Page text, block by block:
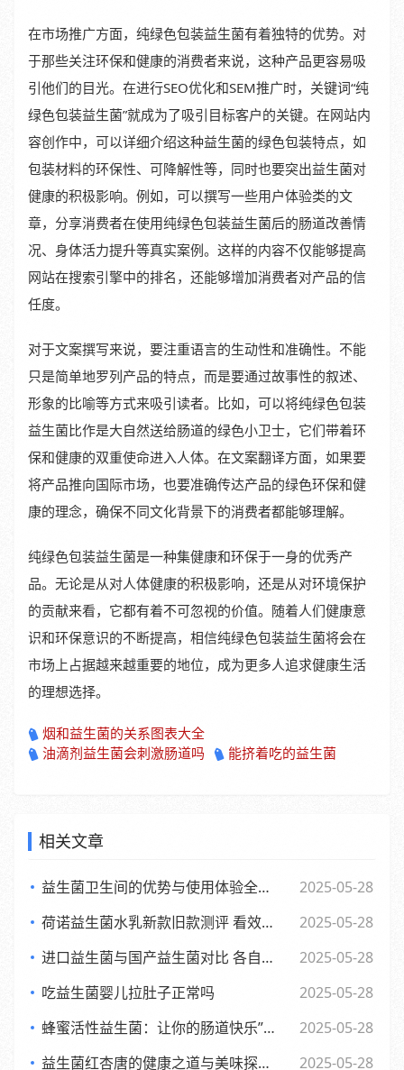
在市场推广方面，纯绿色包装益生菌有着独特的优势。对
于那些关注环保和健康的消费者来说，这种产品更容易吸
引他们的目光。在进行SEO优化和SEM推广时，关键词“纯
绿色包装益生菌”就成为了吸引目标客户的关键。在网站内
容创作中，可以详细介绍这种益生菌的绿色包装特点，如
包装材料的环保性、可降解性等，同时也要突出益生菌对
健康的积极影响。例如，可以撰写一些用户体验类的文
章，分享消费者在使用纯绿色包装益生菌后的肠道改善情
况、身体活力提升等真实案例。这样的内容不仅能够提高
网站在搜索引擎中的排名，还能够增加消费者对产品的信
任度。
对于文案撰写来说，要注重语言的生动性和准确性。不能
只是简单地罗列产品的特点，而是要通过故事性的叙述、
形象的比喻等方式来吸引读者。比如，可以将纯绿色包装
益生菌比作是大自然送给肠道的绿色小卫士，它们带着环
保和健康的双重使命进入人体。在文案翻译方面，如果要
将产品推向国际市场，也要准确传达产品的绿色环保和健
康的理念，确保不同文化背景下的消费者都能够理解。
纯绿色包装益生菌是一种集健康和环保于一身的优秀产
品。无论是从对人体健康的积极影响，还是从对环境保护
的贡献来看，它都有着不可忽视的价值。随着人们健康意
识和环保意识的不断提高，相信纯绿色包装益生菌将会在
市场上占据越来越重要的地位，成为更多人追求健康生活
的理想选择。
烟和益生菌的关系图表大全
油滴剂益生菌会刺激肠道吗
能挤着吃的益生菌
相关文章
益生菌卫生间的优势与使用体验全面解析
2025-05-28
荷诺益生菌水乳新款旧款测评 看效果差异与使用感受
2025-05-28
进口益生菌与国产益生菌对比 各自优势及消费者该如何选择
2025-05-28
吃益生菌婴儿拉肚子正常吗
2025-05-28
蜂蜜活性益生菌：让你的肠道快乐”起来，享受生活每一天
2025-05-28
益生菌红杏唐的健康之道与美味探索之旅
2025-05-28